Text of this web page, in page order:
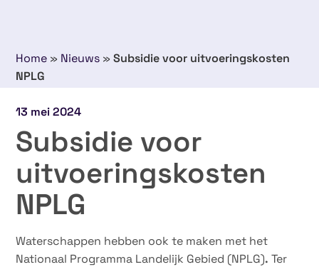
Home » Nieuws »Subsidie voor uitvoeringskosten
NPLG
13 mei 2024
Subsidie voor
uitvoeringskosten
NPLG
Waterschappen hebben ook te maken met het
Nationaal Programma Landelijk Gebied (NPLG).Ter